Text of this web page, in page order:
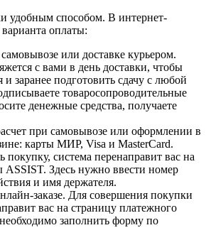
удобным способом. В интернет-
оплаты:
или доставке курьером.
с вами в день доставки, чтобы
и заранее подготовить сдачу с любой
товаросопроводительные
денежные средства, получаете
при самовывозе или оформлении в
карты МИР, Visa и MasterCard.
покупку, система перенаправит вас на
ASSIST. Здесь нужно ввести номер
и имя держателя.
заказе. Для совершения покупки
вас на страницу платежного
заполнить форму по